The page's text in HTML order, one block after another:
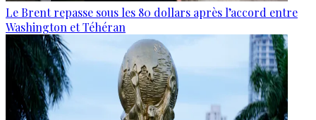
Le Brent repasse sous les 80 dollars après l’accord entre
Washington et Téhéran